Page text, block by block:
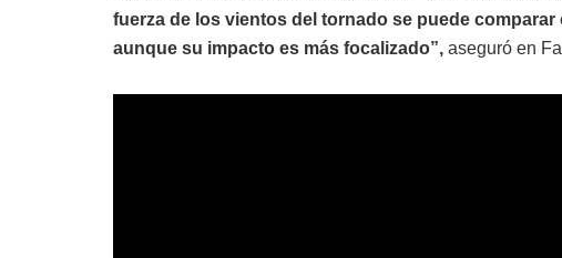
fuerza de los vientos del tornado se puede
aunque su impacto es más focalizado”, aseguró en